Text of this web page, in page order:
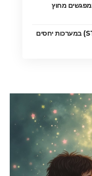
מחוץ
החשיבות של בטיחות פיזית (STI) במערכות יחסים